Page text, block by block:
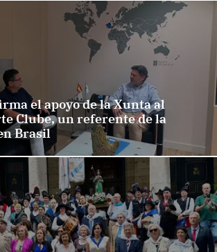
el apoyo de la Xunta al
Clube, un referente de la
Brasil